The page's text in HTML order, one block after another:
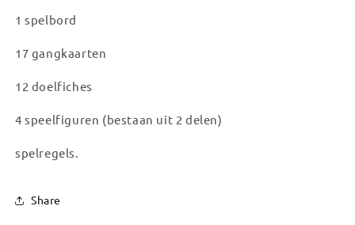
1 spelbord
17 gangkaarten
12 doelfiches
4 speelfiguren (bestaan uit 2 delen)
spelregels.
Share